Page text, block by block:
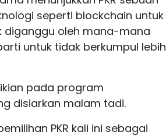
seperti blockchain untuk
diganggu oleh mana-mana
untuk tidak berkumpul lebih
pada program
disiarkan malam tadi.
PKR kali ini sebagai